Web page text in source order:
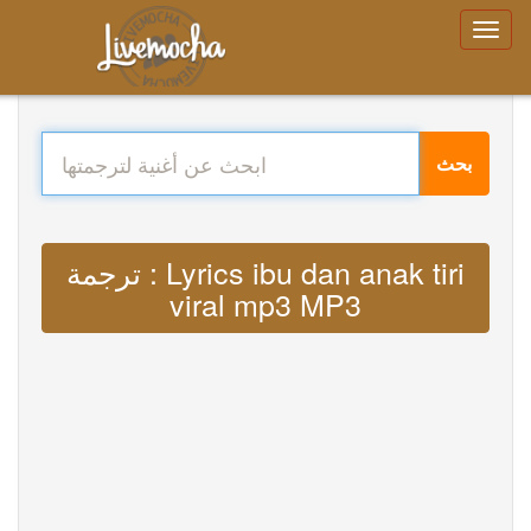
بحث
ترجمة : Lyrics ibu dan anak tiri
viral mp3 MP3